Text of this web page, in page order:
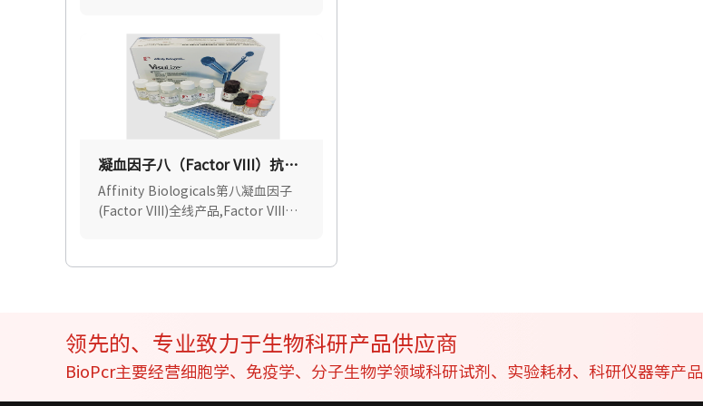
病毒DNA.
凝血因子八（Factor VIII）抗体
及试剂盒 — 70%优惠中
Affinity Biologicals第八凝血因子
(Factor VIII)全线产品,Factor VIII抗
授权代理.
领先的、专业致力于生物科研产品供应商
BioPcr主要经营细胞学、免疫学、分子生物学领域科研试剂、实验耗材、科研仪器等产品